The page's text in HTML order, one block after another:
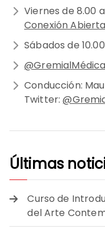
Viernes de 8.00
Conexión Abierta
Sábados de
@GremialMédica
Conducción:
Twitter:
Últimas
Curso de
del Arte